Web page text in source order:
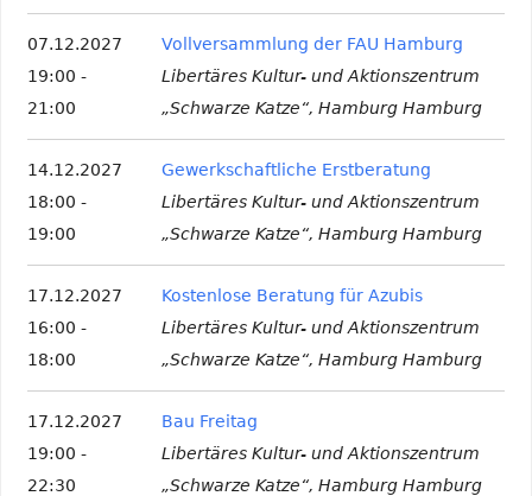
07.12.2027
19:00 -
21:00
Vollversammlung der FAU Hamburg
Libertäres Kultur- und Aktionszentrum
„Schwarze Katze“, Hamburg Hamburg
14.12.2027
18:00 -
19:00
Gewerkschaftliche Erstberatung
Libertäres Kultur- und Aktionszentrum
„Schwarze Katze“, Hamburg Hamburg
17.12.2027
16:00 -
18:00
Kostenlose Beratung für Azubis
Libertäres Kultur- und Aktionszentrum
„Schwarze Katze“, Hamburg Hamburg
17.12.2027
19:00 -
22:30
Bau Freitag
Libertäres Kultur- und Aktionszentrum
„Schwarze Katze“, Hamburg Hamburg